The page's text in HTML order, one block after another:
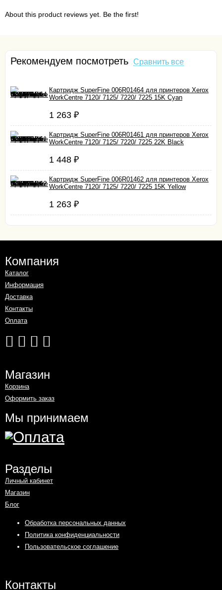
About this product reviews yet. Be the first!
Рекомендуем посмотреть Сравнить все
Картридж SuperFine 006R01464 для принтеров Xerox
WorkCentre 7120/ 7125/ 7220/ 7225 15K Cyan
1 263 ₽
Картридж SuperFine 006R01461 для принтеров Xerox
WorkCentre 7120/ 7125/ 7220/ 7225 22K Black
1 448 ₽
Картридж SuperFine 006R01462 для принтеров Xerox
WorkCentre 7120/ 7125/ 7220/ 7225 15K Yellow
1 263 ₽
Компания
Каталог
Информация
Доставка
Контакты
Оплата
Магазин
Корзина
Оформить заказ
Мы принимаем
Разделы
Личный кабинет
Магазин
Блог
Обработка персональных данных
Политика конфиденциальности
Пользовательское соглашение
Контакты